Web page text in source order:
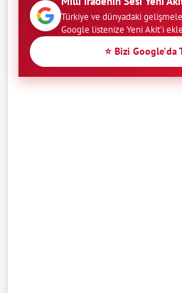
Türkiye ve dünyadaki
Google listenize Yeni Akit'i
⭐ Bizi Google'da